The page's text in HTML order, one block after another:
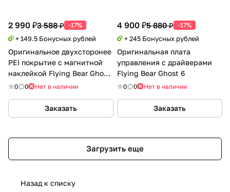
2 990 ₽3 588 ₽ -17%
+ 149.5 Бонусных рублей
Оригинальное двухсторонее
PEI покрытие с магнитной
наклейкой Flying Bear Ghost
5 0 0 Нет в наличии
Заказать
4 900 ₽5 880 ₽ -17%
+ 245 Бонусных рублей
Оригинальная плата
управления с драйверами
Flying Bear Ghost 6
0 0 Нет в наличии
Заказать
Загрузить еще
Назад к списку